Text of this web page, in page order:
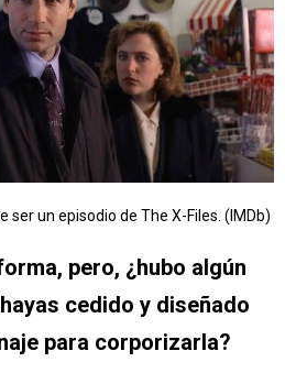
ser un episodio de The X-Files. (IMDb)
pero, ¿hubo algún
cedido y diseñado
para corporizarla?